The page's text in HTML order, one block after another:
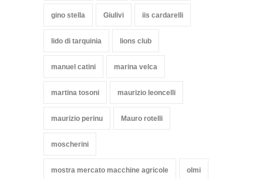
gino stella Giulivi iis cardarelli
lido di tarquinia lions club
manuel catini marina velca
martina tosoni maurizio leoncelli
maurizio perinu Mauro rotelli
moscherini
mostra mercato macchine agricole olmi